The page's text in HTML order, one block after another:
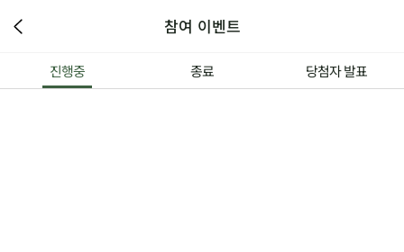
참여 이벤트
진행중 종료 당첨자 발표